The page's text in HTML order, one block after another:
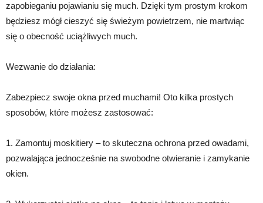
zapobieganiu pojawianiu się much. Dzięki tym prostym krokom
będziesz mógł cieszyć się świeżym powietrzem, nie martwiąc
się o obecność uciążliwych much.
Wezwanie do działania:
Zabezpiecz swoje okna przed muchami! Oto kilka prostych
sposobów, które możesz zastosować:
1. Zamontuj moskitiery – to skuteczna ochrona przed owadami,
pozwalająca jednocześnie na swobodne otwieranie i zamykanie
okien.